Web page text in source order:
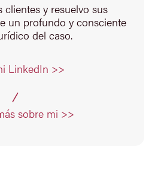
clientes y resuelvo sus
un profundo y consciente
del caso.
LinkedIn >>
sobre mi >>